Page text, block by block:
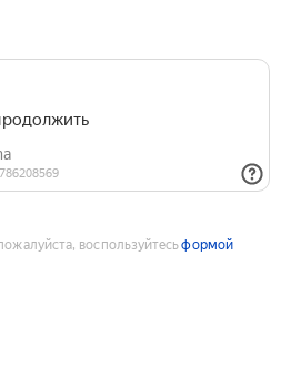
воспользуйтесьформой